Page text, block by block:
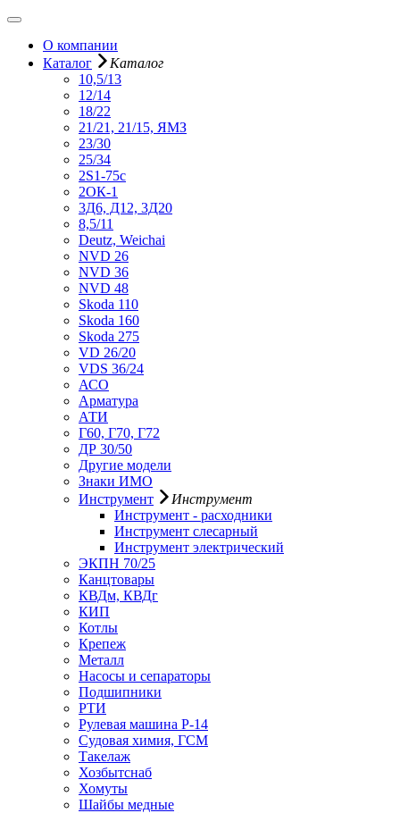
О компании
Каталог
Каталог
10,5/13
12/14
18/22
21/21, 21/15, ЯМЗ
23/30
25/34
2S1-75с
2ОК-1
3Д6, Д12, 3Д20
8,5/11
Deutz, Weichai
NVD 26
NVD 36
NVD 48
Skoda 110
Skoda 160
Skoda 275
VD 26/20
VDS 36/24
АСО
Арматура
АТИ
Г60, Г70, Г72
ДР 30/50
Другие модели
Знаки ИМО
Инструмент
Инструмент
Инструмент - расходники
Инструмент слесарный
Инструмент электрический
ЭКПН 70/25
Канцтовары
КВДм, КВДг
КИП
Котлы
Крепеж
Металл
Насосы и сепараторы
Подшипники
РТИ
Рулевая машина Р-14
Судовая химия, ГСМ
Такелаж
Хозбытснаб
Хомуты
Шайбы медные